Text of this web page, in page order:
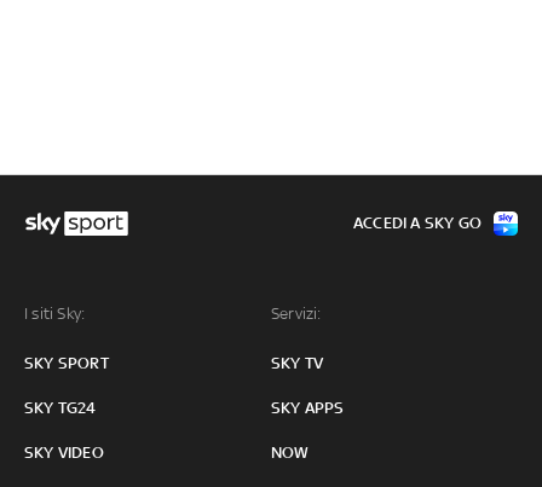
I siti Sky:
SKY SPORT
SKY TG24
SKY VIDEO
Servizi:
SKY TV
SKY APPS
NOW
ACCEDI A SKY GO